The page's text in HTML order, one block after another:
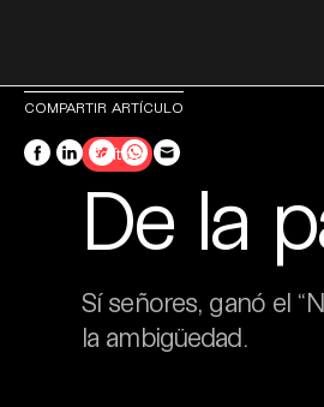
Skip
content
Política
De la
Sí señores, ganó el
la ambigüedad.
COMPARTIR ARTÍCULO